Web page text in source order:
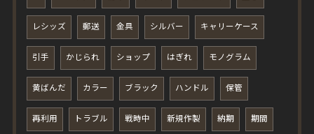
レシッズ 郵送 金具 シルバー キャリーケース
引手 かじられ ショップ はぎれ モノグラム
黄ばんだ カラー ブラック ハンドル 保管
再利用 トラブル 戦時中 新規作製 納期 期間